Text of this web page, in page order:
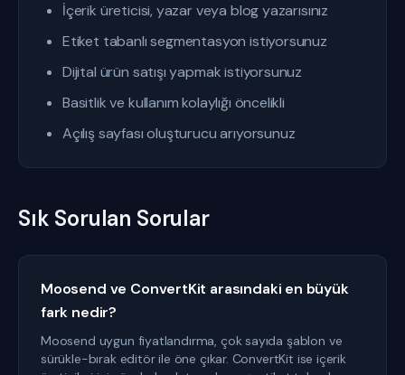
İçerik üreticisi, yazar veya blog yazarısınız
Etiket tabanlı segmentasyon istiyorsunuz
Dijital ürün satışı yapmak istiyorsunuz
Basitlik ve kullanım kolaylığı öncelikli
Açılış sayfası oluşturucu arıyorsunuz
Sık Sorulan Sorular
Moosend ve ConvertKit arasındaki en büyük
fark nedir?
Moosend uygun fiyatlandırma, çok sayıda şablon ve
sürükle-bırak editör ile öne çıkar. ConvertKit ise içerik